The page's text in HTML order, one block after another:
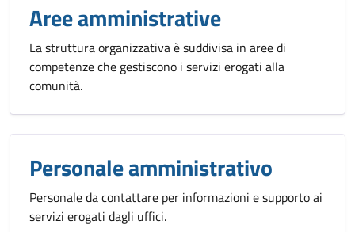
Aree amministrative
La struttura organizzativa è suddivisa in aree di
competenze che gestiscono i servizi erogati alla
comunità.
Personale amministrativo
Personale da contattare per informazioni e supporto ai
servizi erogati dagli uffici.